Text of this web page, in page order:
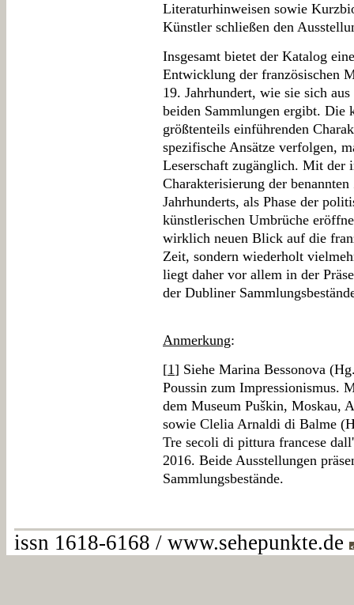
Literaturhinweisen sowie
Künstler schließen den
Insgesamt bietet der Katalog
Entwicklung der französischen
19. Jahrhundert, wie sie sich
beiden Sammlungen ergibt. Die
größtenteils einführenden
spezifische Ansätze verfolgen,
Leserschaft zugänglich. Mit der
Charakterisierung der
Jahrhunderts, als Phase der
künstlerischen Umbrüche
wirklich neuen Blick auf die
Zeit, sondern wiederholt
liegt daher vor allem in der
der Dubliner
Anmerkung:
[1] Siehe Marina Bessonova
Poussin zum Impressionismus.
dem Museum Puškin, Moskau,
sowie Clelia Arnaldi di Balme
Tre secoli di pittura francese
2016. Beide Ausstellungen
Sammlungsbestände.
issn 1618-6168 / www.sehepunkte.de